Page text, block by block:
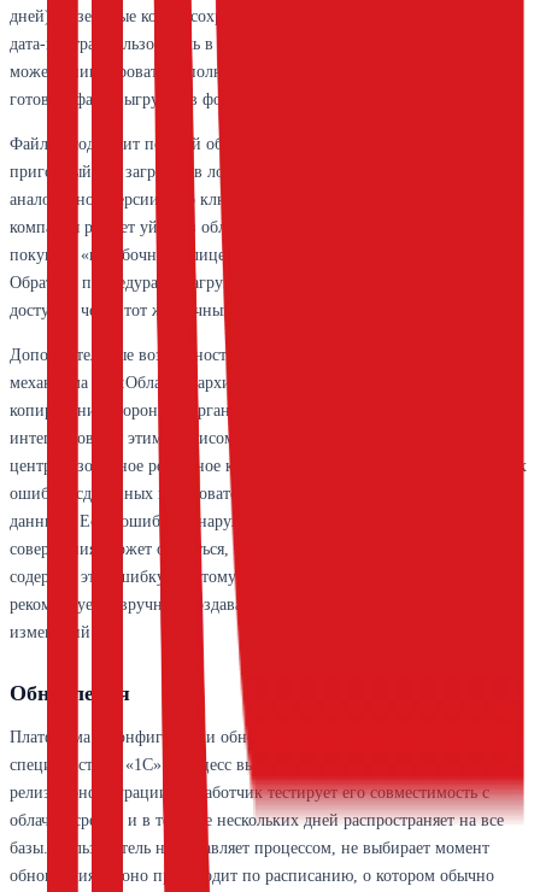
дней). Резервные копии сохраняются внутри защищённого контура
дата-центра; пользователь в любой момент через личный кабинет
может инициировать дополнительное копирование или скачать
готовый файл выгрузки в формате.dt.
Файл.dt содержит полный образ базы (конфигурацию и данные),
пригодный для загрузки в локальную установку «1С:Предприятия»
аналогичной версии. Это ключевой механизм миграции: если
компания решает уйти из облака, она скачивает последнюю копию,
покупает «коробочную» лицензию и восстанавливает базу у себя.
Обратная процедура — загрузка своей базы в облако — также
доступна через тот же личный кабинет.
Дополнительные возможности: для конфигураций с поддержкой
механизма «1С:Облачная архивация» может выполняться регулярное
копирование сторонней организацией, но ГРМ не всегда
интегрирован с этим сервисом. Важно понимать, что
централизованное резервное копирование не защищает от логических
ошибок, сделанных пользователем (например, случайное удаление
данных). Если ошибка обнаружена спустя несколько дней после её
совершения, может оказаться, что все сохранённые копии уже
содержат эту ошибку. Поэтому для критичных операций
рекомендуется вручную создавать бэкап перед внесением массовых
изменений.
Обновления
Платформа и конфигурации обновляются централизованно
специалистами «1С». Процесс выглядит так: после выпуска нового
релиза конфигурации разработчик тестирует его совместимость с
облачнй средой и в течение нескольких дней распространяет на все
базы. Пользователь не управляет процессом, не выбирает момент
обновления — оно происходит по расписанию, о котором обычно